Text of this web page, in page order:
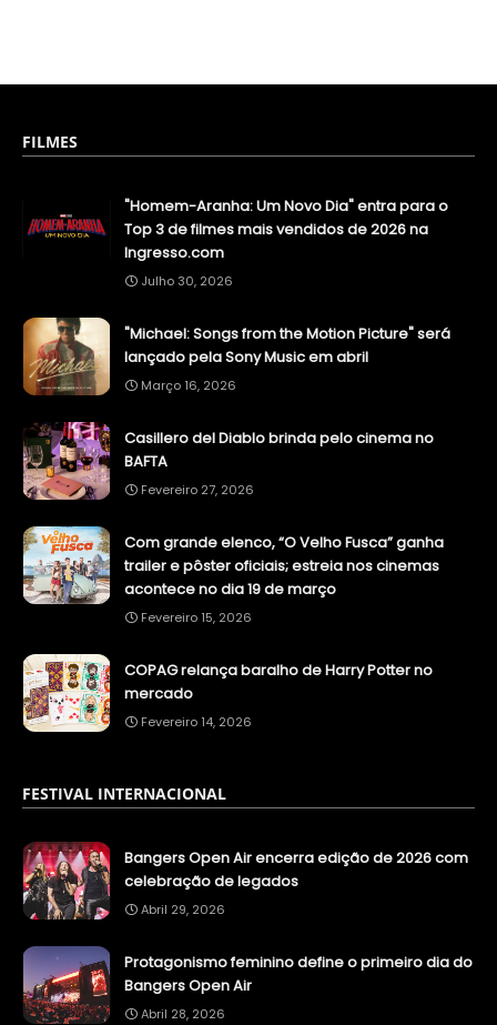
FILMES
"Homem-Aranha: Um Novo Dia" entra para o
Top 3 de filmes mais vendidos de 2026 na
Ingresso.com
Julho 30, 2026
"Michael: Songs from the Motion Picture" será
lançado pela Sony Music em abril
Março 16, 2026
Casillero del Diablo brinda pelo cinema no
BAFTA
Fevereiro 27, 2026
Com grande elenco, “O Velho Fusca” ganha
trailer e pôster oficiais; estreia nos cinemas
acontece no dia 19 de março
Fevereiro 15, 2026
COPAG relança baralho de Harry Potter no
mercado
Fevereiro 14, 2026
FESTIVAL INTERNACIONAL
Bangers Open Air encerra edição de 2026 com
celebração de legados
Abril 29, 2026
Protagonismo feminino define o primeiro dia do
Bangers Open Air
Abril 28, 2026